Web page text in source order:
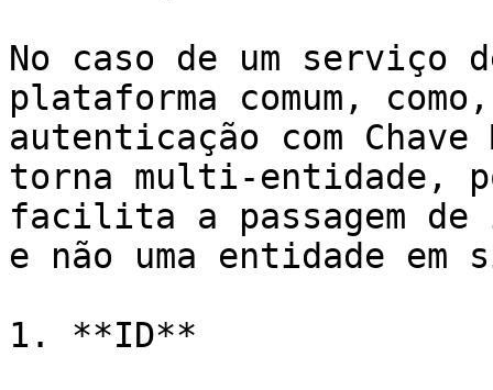
No caso de um serviço
plataforma comum,
autenticação com
torna multi-entidade,
facilita a passagem de
e não uma entidade em
1. **ID**